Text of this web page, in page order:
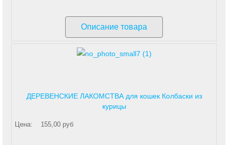
Описание товара
ДЕРЕВЕНСКИЕ ЛАКОМСТВА для кошек Колбаски из
курицы
Цена: 155,00 руб